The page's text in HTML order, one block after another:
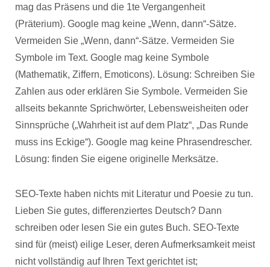
mag das Präsens und die 1te Vergangenheit
(Präterium). Google mag keine „Wenn, dann“-Sätze.
Vermeiden Sie „Wenn, dann“-Sätze. Vermeiden Sie
Symbole im Text. Google mag keine Symbole
(Mathematik, Ziffern, Emoticons). Lösung: Schreiben Sie
Zahlen aus oder erklären Sie Symbole. Vermeiden Sie
allseits bekannte Sprichwörter, Lebensweisheiten oder
Sinnsprüche („Wahrheit ist auf dem Platz“, „Das Runde
muss ins Eckige“). Google mag keine Phrasendrescher.
Lösung: finden Sie eigene originelle Merksätze.
SEO-Texte haben nichts mit Literatur und Poesie zu tun.
Lieben Sie gutes, differenziertes Deutsch? Dann
schreiben oder lesen Sie ein gutes Buch. SEO-Texte
sind für (meist) eilige Leser, deren Aufmerksamkeit meist
nicht vollständig auf Ihren Text gerichtet ist;